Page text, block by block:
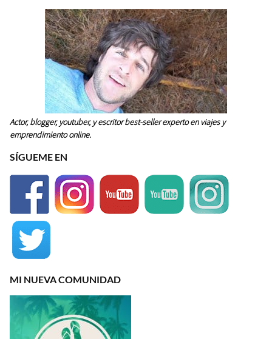
Actor, blogger, youtuber, y escritor best-seller experto en viajes y
emprendimiento online.
SÍGUEME EN
MI NUEVA COMUNIDAD